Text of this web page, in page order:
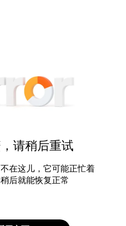
请稍后重试
在这儿，它可能正忙着
后就能恢复正常